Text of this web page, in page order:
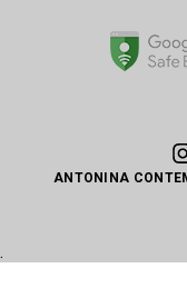
ANTONINA
.